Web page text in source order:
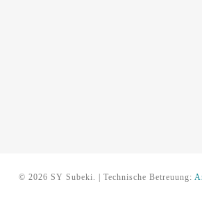
© 2026 SY Subeki. | Technische Betreuung: